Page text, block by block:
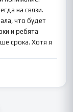
на связи.
что будет
и ребята
срока. Хотя я